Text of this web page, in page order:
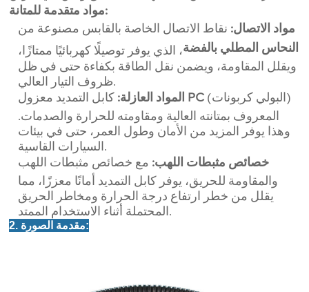
مواد متقدمة للمتانة:
مواد الاتصال: نقاط الاتصال الخاصة بالقابس مصنوعة من
النحاس المطلي بالفضة، الذي يوفر توصيلًا كهربائيًا ممتازًا،
ويقلل المقاومة، ويضمن نقل الطاقة بكفاءة حتى في ظل
المواد العازلة: PC (البولي كربونات)
المعروف بمتانته العالية ومقاومته للحرارة والصدمات.
وهذا يوفر المزيد من الأمان وطول العمر، حتى في بيئات
خصائص مثبطات اللهب: مع خصائص مثبطات اللهب
والمقاومة للحريق، يوفر كابل التمديد أمانًا معززًا، مما
يقلل من خطر ارتفاع درجة الحرارة ومخاطر الحريق
2. مقدمة الصورة: